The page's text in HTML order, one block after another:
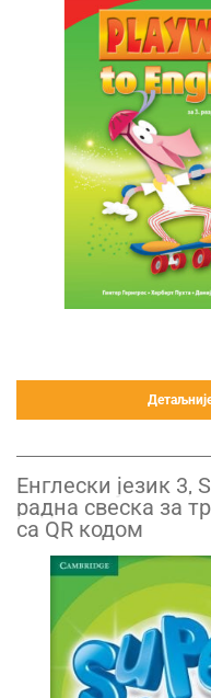
Енглески језик 3,
радна свеска за
са QR кодом